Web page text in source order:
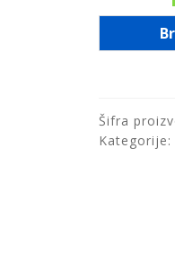
Plastbrno,
SZE2390,
Šifra
Kategorije: